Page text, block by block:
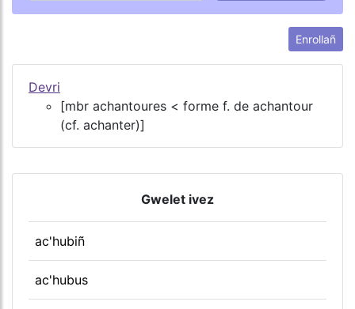
Enrollañ
Devri
[mbr achantoures < forme f. de achantour
(cf. achanter)]
Gwelet ivez
ac'hubiñ
ac'hubus